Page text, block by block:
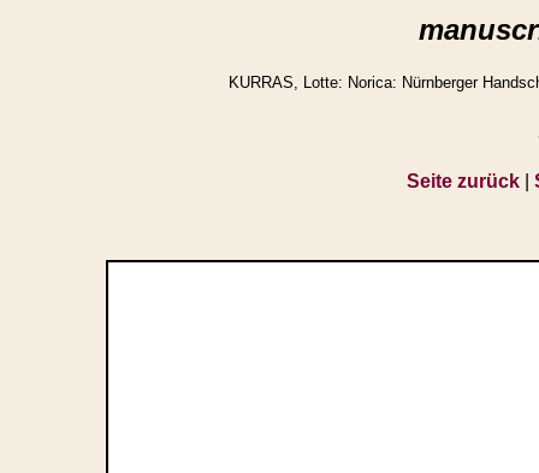
KURRAS, Lotte: Norica: Nürnberger
Seite zurück|